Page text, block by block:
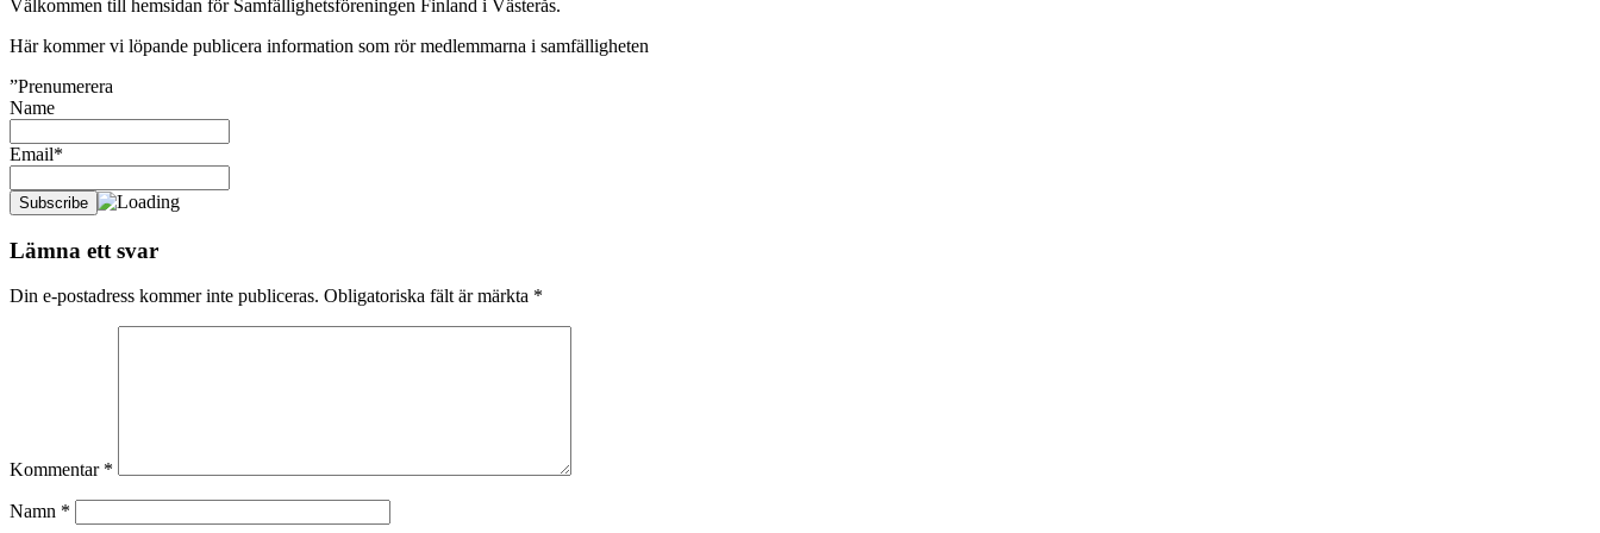
Välkommen till hemsidan för Samfällighetsföreningen Finland i Västerås.
Här kommer vi löpande publicera information som rör medlemmarna i samfälligheten
”Prenumerera
Name
Email*
Lämna ett svar
Din e-postadress kommer inte publiceras. Obligatoriska fält är märkta *
Kommentar *
Namn *